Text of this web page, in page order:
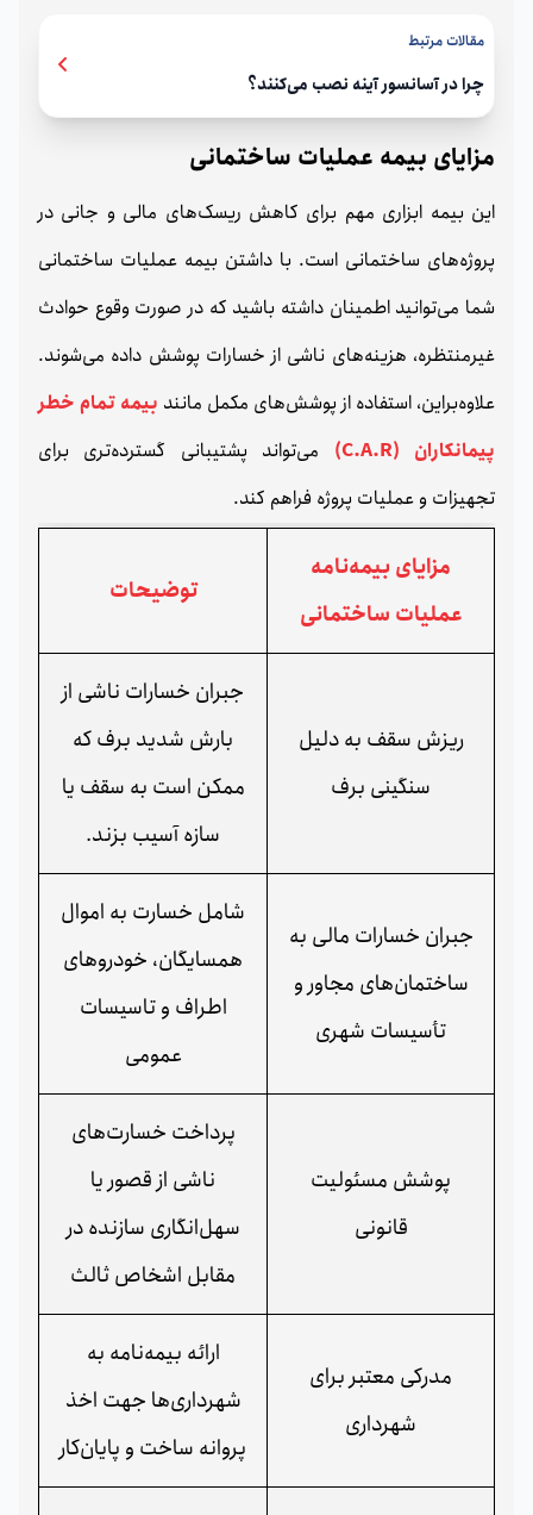
مقالات مرتبط
چرا در آسانسور آینه نصب می‌کنند؟
مزایای بیمه عملیات ساختمانی
این بیمه ابزاری مهم برای کاهش ریسک‌های مالی و جانی در
پروژه‌های ساختمانی است. با داشتن بیمه عملیات ساختمانی
شما می‌توانید اطمینان داشته باشید که در صورت وقوع حوادث
غیرمنتظره، هزینه‌های ناشی از خسارات پوشش داده می‌شوند.
علاوه‌براین، استفاده از پوشش‌های مکمل مانند بیمه تمام خطر
پیمانکاران (C.A.R)
می‌تواند پشتیبانی گسترده‌تری برای
تجهیزات و عملیات پروژه فراهم کند.
مزایای بیمه‌نامه
عملیات ساختمانی
توضیحات
ریزش سقف به ‌دلیل
سنگینی برف
جبران خسارات ناشی از
بارش شدید برف که
ممکن است به سقف یا
سازه آسیب بزند.
جبران خسارات مالی به
ساختمان‌های مجاور و
تأسیسات شهری
شامل خسارت به اموال
همسایگان، خودروهای
اطراف و تاسیسات
عمومی
پوشش مسئولیت
قانونی
پرداخت خسارت‌های
ناشی از قصور یا
سهل‌انگاری سازنده در
مقابل اشخاص ثالث
مدرکی معتبر برای
شهرداری
ارائه بیمه‌نامه به
شهرداری‌ها جهت اخذ
پروانه ساخت و پایان‌کار